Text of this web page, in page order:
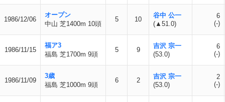
1986/12/06
オープン
中山 芝1400m 10頭
5 10
谷中 公一
(▲51.0)
6
(-)
1986/11/15
福ア3
福島 芝1700m 9頭
5 9
吉沢 宗一
(53.0)
6
(-)
1986/11/09
3歳
福島 芝1000m 9頭
6 2
吉沢 宗一
(53.0)
2
(-)